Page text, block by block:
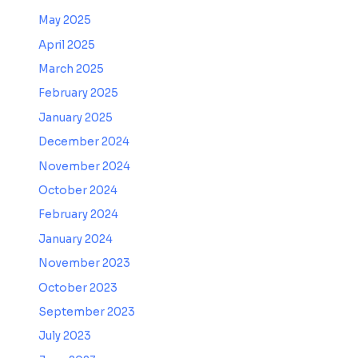
May 2025
April 2025
March 2025
February 2025
January 2025
December 2024
November 2024
October 2024
February 2024
January 2024
November 2023
October 2023
September 2023
July 2023